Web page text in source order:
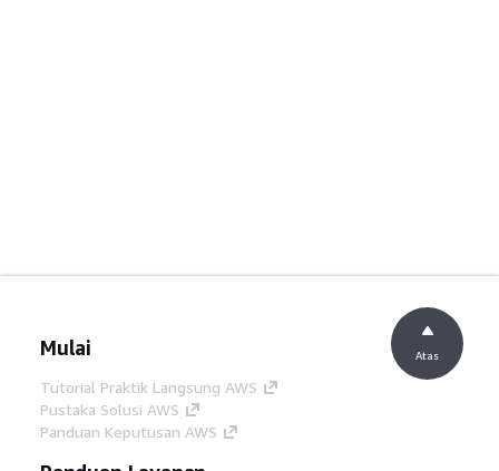
Mulai
Tutorial Praktik Langsung AWS
Pustaka Solusi AWS
Panduan Keputusan AWS
Atas